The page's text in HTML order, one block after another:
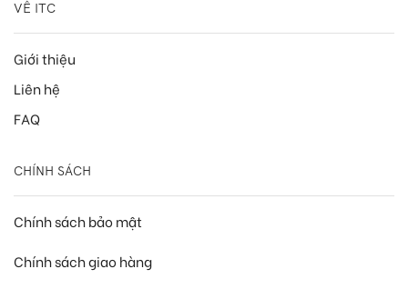
VỀ ITC
Giới thiệu
Liên hệ
FAQ
CHÍNH SÁCH
Chính sách bảo mật
Chính sách giao hàng